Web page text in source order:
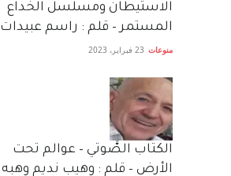
الاستيطان ومسلسل الخداع
المستمر – قلم : راسم عبيدات
منوعات 23 فبراير، 2023
الكتاب الصَّوتي – عوالم تحت
الأرض – قلم : وهيب نديم وهبه